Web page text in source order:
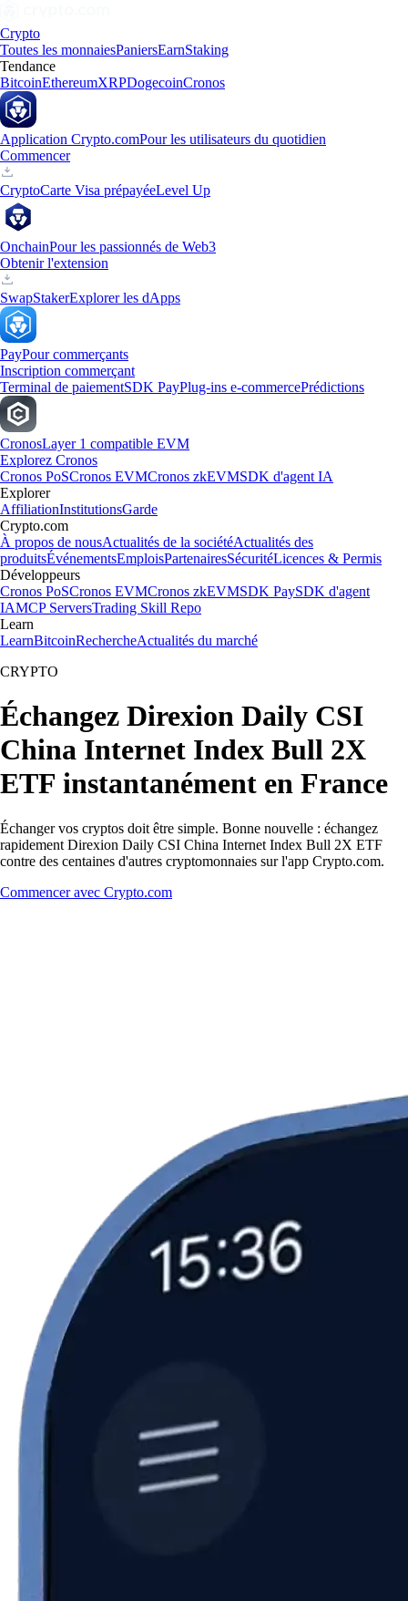
Crypto
Toutes les monnaiesPaniersEarnStaking
Tendance
BitcoinEthereumXRPDogecoinCronos
Application Crypto.comPour les utilisateurs du quotidien
Commencer
CryptoCarte Visa prépayéeLevel Up
OnchainPour les passionnés de Web3
Obtenir l'extension
SwapStakerExplorer les dApps
PayPour commerçants
Inscription commerçant
Terminal de paiementSDK PayPlug-ins e-commercePrédictions
CronosLayer 1 compatible EVM
Explorez Cronos
Cronos PoSCronos EVMCronos zkEVMSDK d'agent IA
Explorer
AffiliationInstitutionsGarde
Crypto.com
À propos de nousActualités de la sociétéActualités des
produitsÉvénementsEmploisPartenairesSécuritéLicences & Permis
Développeurs
Cronos PoSCronos EVMCronos zkEVMSDK PaySDK d'agent
IAMCP ServersTrading Skill Repo
Learn
LearnBitcoinRechercheActualités du marché
CRYPTO
Échangez Direxion Daily CSI
China Internet Index Bull 2X
ETF instantanément en France
Échanger vos cryptos doit être simple. Bonne nouvelle : échangez
rapidement Direxion Daily CSI China Internet Index Bull 2X ETF
contre des centaines d'autres cryptomonnaies sur l'app Crypto.com.
Commencer avec Crypto.com